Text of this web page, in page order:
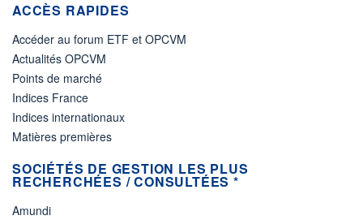
ACCÈS RAPIDES
Accéder au forum ETF et OPCVM
Actualités OPCVM
Points de marché
Indices France
Indices internationaux
Matières premières
SOCIÉTÉS DE GESTION LES PLUS
RECHERCHÉES / CONSULTÉES *
Amundi